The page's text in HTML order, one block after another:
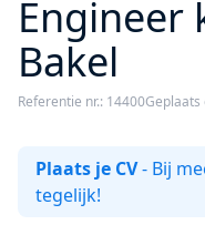
Engineer
Bakel
Referentie nr.: 14400Geplaats
Plaats je CV- Bij
tegelijk!